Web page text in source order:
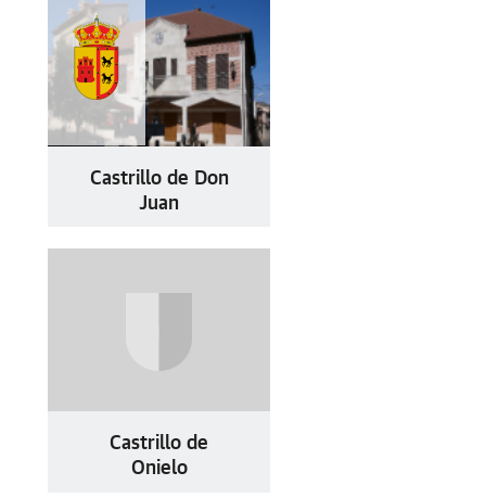
Castrillo de Don
Juan
Castrillo de
Onielo